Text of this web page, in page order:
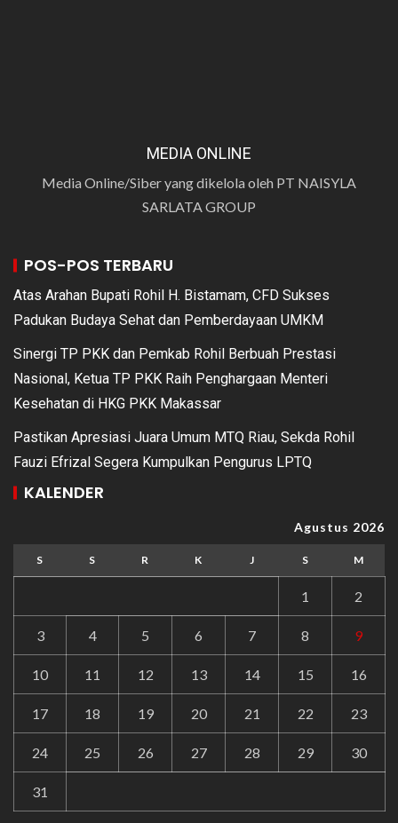
MEDIA ONLINE
Media Online/Siber yang dikelola oleh PT NAISYLA
SARLATA GROUP
POS-POS TERBARU
Atas Arahan Bupati Rohil H. Bistamam, CFD Sukses
Padukan Budaya Sehat dan Pemberdayaan UMKM
Sinergi TP PKK dan Pemkab Rohil Berbuah Prestasi
Nasional, Ketua TP PKK Raih Penghargaan Menteri
Kesehatan di HKG PKK Makassar
Pastikan Apresiasi Juara Umum MTQ Riau, Sekda Rohil
Fauzi Efrizal Segera Kumpulkan Pengurus LPTQ
KALENDER
Agustus 2026
S S R K J S M
1 2
3 4 5 6 7 8 9
10 11 12 13 14 15 16
17 18 19 20 21 22 23
24 25 26 27 28 29 30
31